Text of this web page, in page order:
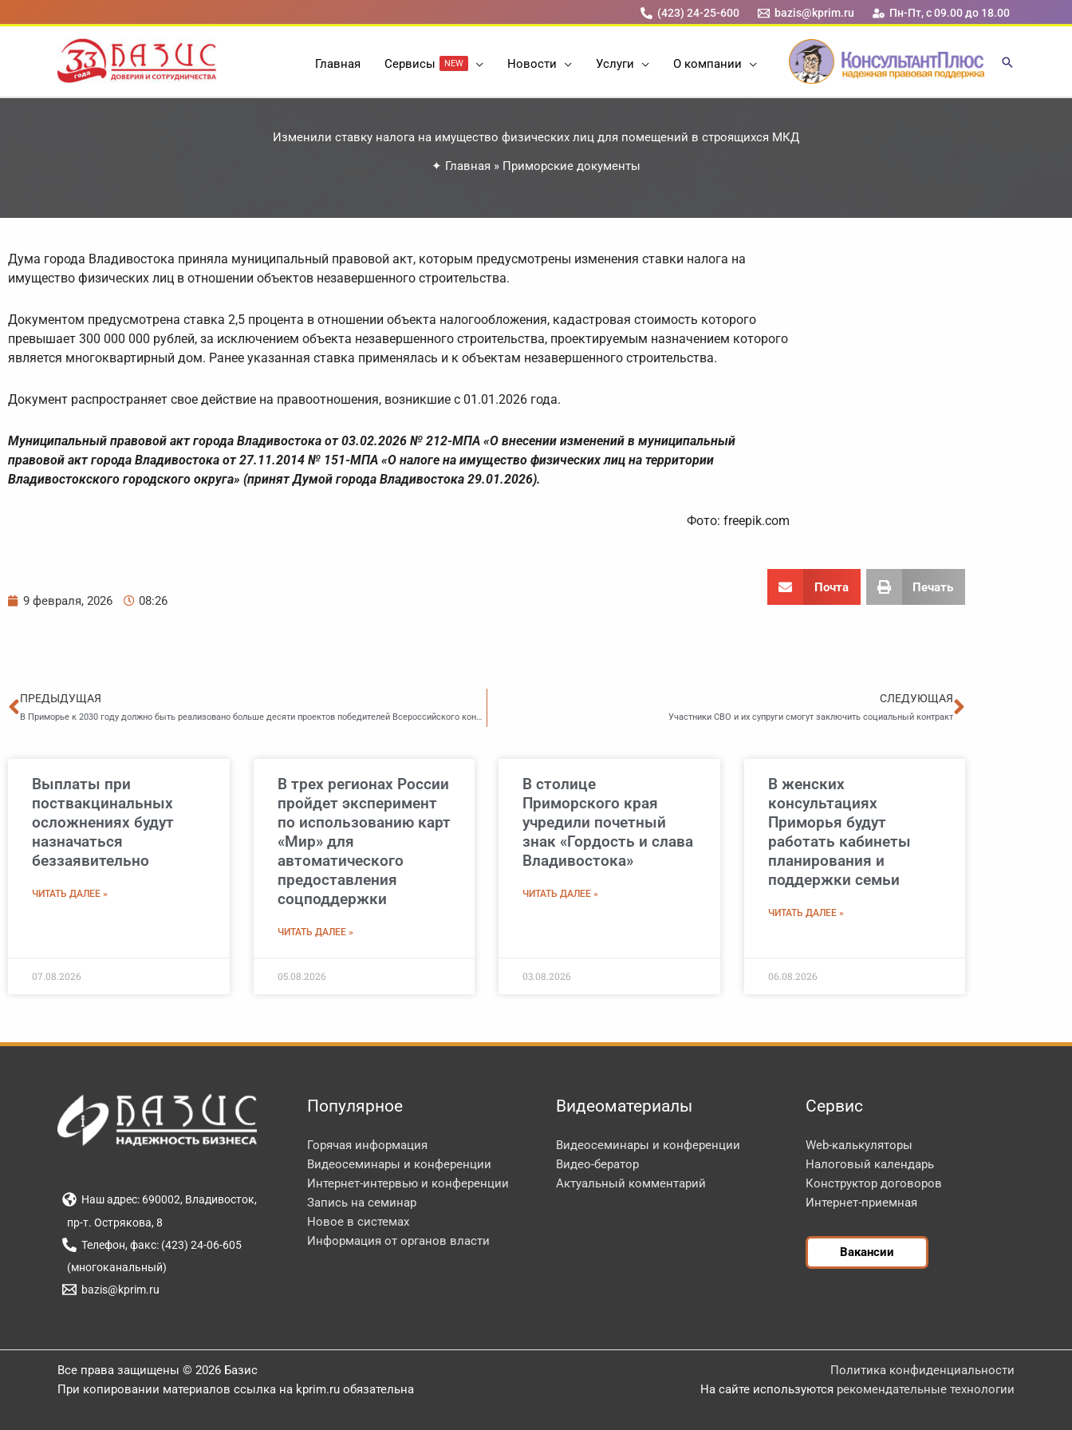
к
содержимому
(423) 24-25-600 bazis@kprim.ru Пн-Пт, с 09.00 до 18.00
Главная Cервисы NEW Новости Услуги О компании
Изменили ставку налога на имущество физических лиц для помещений в строящихся МКД
✦ Главная » Приморские документы
Дума города Владивостока приняла муниципальный правовой акт, которым предусмотрены изменения ставки налога на
имущество физических лиц в отношении объектов незавершенного строительства.
Документом предусмотрена ставка 2,5 процента в отношении объекта налогообложения, кадастровая стоимость которого
превышает 300 000 000 рублей, за исключением объекта незавершенного строительства, проектируемым назначением которого
является многоквартирный дом. Ранее указанная ставка применялась и к объектам незавершенного строительства.
Документ распространяет свое действие на правоотношения, возникшие с 01.01.2026 года.
Муниципальный правовой акт города Владивостока от 03.02.2026 № 212-МПА «О внесении изменений в муниципальный
правовой акт города Владивостока от 27.11.2014 № 151-МПА «О налоге на имущество физических лиц на территории
Владивостокского городского округа» (принят Думой города Владивостока 29.01.2026).
Фото: freepik.com
9 февраля, 2026 08:26
Почта Печать
Пред
ПРЕДЫДУЩАЯ
В Приморье к 2030 году должно быть реализовано больше десяти проектов победителей Всероссийского конкурса лучших проектов создания комфортной городской среды
СЛЕДУЮЩАЯ
Участники СВО и их супруги смогут заключить социальный контракт
Выплаты при
поствакцинальных
осложнениях будут
назначаться
беззаявительно
ЧИТАТЬ ДАЛЕЕ »
07.08.2026
В трех регионах России
пройдет эксперимент
по использованию карт
«Мир» для
автоматического
предоставления
соцподдержки
ЧИТАТЬ ДАЛЕЕ »
05.08.2026
В столице
Приморского края
учредили почетный
знак «Гордость и слава
Владивостока»
ЧИТАТЬ ДАЛЕЕ »
03.08.2026
В женских
консультациях
Приморья будут
работать кабинеты
планирования и
поддержки семьи
ЧИТАТЬ ДАЛЕЕ »
06.08.2026
Наш адрес: 690002, Владивосток,
пр-т. Острякова, 8
Телефон, факс: (423) 24-06-605
(многоканальный)
bazis@kprim.ru
Популярное
Горячая информация
Видеосеминары и конференции
Интернет-интервью и конференции
Запись на семинар
Новое в системах
Информация от органов власти
Видеоматериалы
Видеосеминары и конференции
Видео-бератор
Актуальный комментарий
Сервис
Web-калькуляторы
Налоговый календарь
Конструктор договоров
Интернет-приемная
Вакансии
Все права защищены © 2026 Базис
При копировании материалов ссылка на kprim.ru обязательна
Политика конфиденциальности
На сайте используются рекомендательные технологии